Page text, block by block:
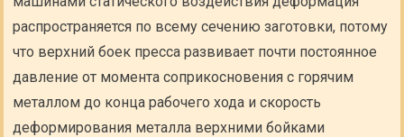
распространяется по всему сечению заготовки, потому
что верхний боек пресса развивает почти постоянное
давление от момента соприкосновения с горячим
металлом до конца рабочего хода и скорость
деформирования металла верхними бойками